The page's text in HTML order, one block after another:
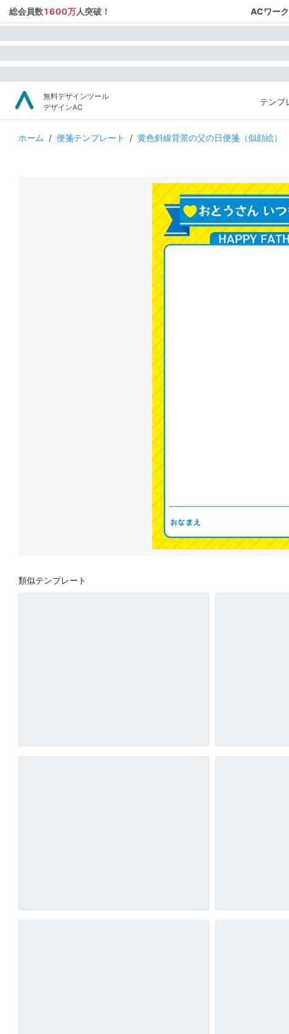
総会員数1600万人突破！ ACワー
無料デザインツール
デザインAC
テンプ
ホーム / 便箋テンプレート / 黄色斜線背景の父の日便箋（似顔絵）
類似テンプレート